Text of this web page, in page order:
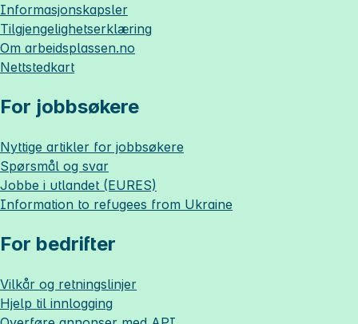
Informasjonskapsler
Tilgjengelighetserklæring
Om arbeidsplassen.no
Nettstedkart
For jobbsøkere
Nyttige artikler for jobbsøkere
Spørsmål og svar
Jobbe i utlandet (EURES)
Information to refugees from Ukraine
For bedrifter
Vilkår og retningslinjer
Hjelp til innlogging